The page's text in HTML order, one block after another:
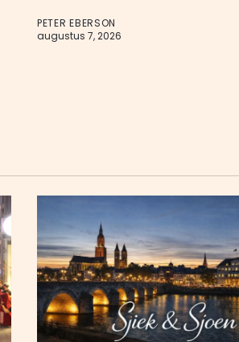
PETER EBERSON
augustus 7, 2026